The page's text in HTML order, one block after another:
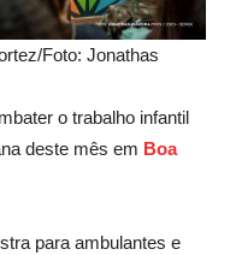
Foto: Jonathas
o trabalho infantil
deste mês em Boa
para ambulantes e